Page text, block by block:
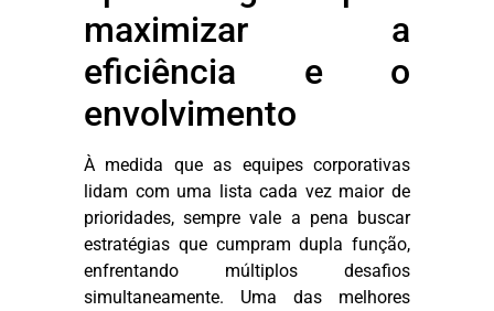
maximizar a
eficiência e o
envolvimento
À medida que as equipes corporativas
lidam com uma lista cada vez maior de
prioridades, sempre vale a pena buscar
estratégias que cumpram dupla função,
enfrentando múltiplos desafios
simultaneamente. Uma das melhores